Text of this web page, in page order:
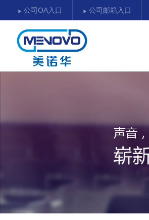
公司OA入口 公司邮箱入口